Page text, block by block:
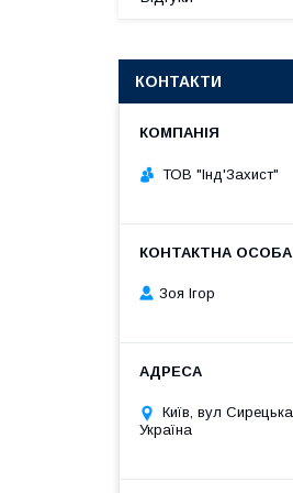
КОНТАКТИ
ТОВ "Інд'Захист"
Зоя Ігор
Київ, вул
Україна